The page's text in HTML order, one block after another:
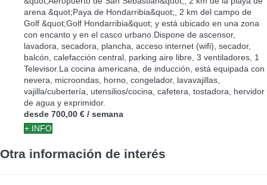
arena &quot;Paya de Hondarribia&quot;, 2 km del campo de
Golf &quot;Golf Hondarribia&quot; y está ubicado en una zona
con encanto y en el casco urbano.Dispone de ascensor,
lavadora, secadora, plancha, acceso internet (wifi), secador,
balcón, calefacción central, parking aire libre, 3 ventiladores, 1
Televisor.La cocina americana, de inducción, está equipada con
nevera, microondas, horno, congelador, lavavajillas,
vajilla/cubertería, utensilios/cocina, cafetera, tostadora, hervidor
de agua y exprimidor.
desde 700,00 € / semana
+ INFO
Otra información de interés